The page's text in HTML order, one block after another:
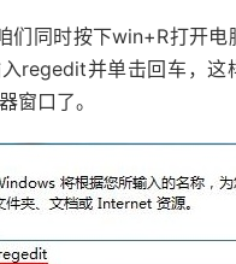
们同时按下win+R打开电
regedit并单击回车，这
窗口了。